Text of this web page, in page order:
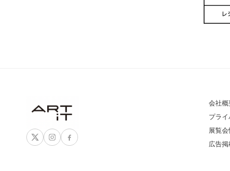
会社概
プラ
展覧
広告掲